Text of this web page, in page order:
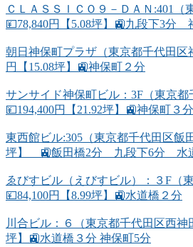
ＣＬＡＳＳＩＣＯ９－ＤＡＮ:401（
💴78,840円【5.08坪】🚉九段下3分
朝日神保町プラザ（東京都千代田区
円【15.08坪】🚉神保町２分
サンサイド神保町ビル：3F（東京都
💴194,400円【21.92坪】🚉神保町３
東西館ビル:305（東京都千代田区飯
坪】 🚉飯田橋2分 九段下6分 水
ゑびすビル（えびすビル）：３F（
💴84,100円【8.99坪】🚉水道橋２分
川合ビル：６（東京都千代田区西神
坪】🚉水道橋３分 神保町5分